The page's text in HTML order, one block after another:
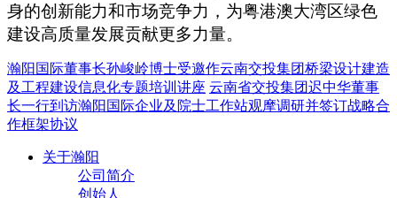
身的创新能力和市场竞争力，为粤港澳大湾区绿色
建设高质量发展贡献更多力量。
瀚阳国际董事长孙峻岭博士受邀作云南交投集团桥梁设计建造
及工程建设信息化专题培训讲座 云南省交投集团迟中华董事
长一行到访瀚阳国际企业及院士工作站观摩调研并签订战略合
作框架协议
关于瀚阳
公司简介
创始人